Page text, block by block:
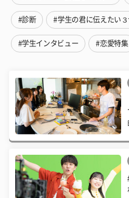
#診断 #学生の君に伝えたい３
#学生インタビュー #恋愛特集